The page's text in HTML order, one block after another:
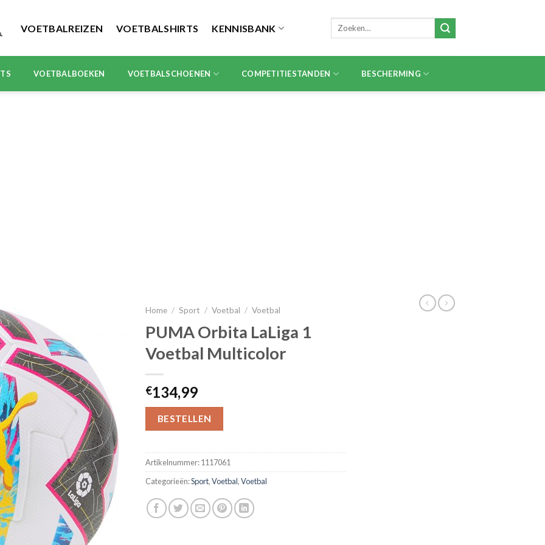
VOETBALREIZEN VOETBALSHIRTS KENNISBANK
Zoeken
VOETBALBOEKEN VOETBALSCHOENEN COMPETITIESTANDEN BESCHERMING
Home / Sport / Voetbal / Voetbal
PUMA Orbita LaLiga 1
Voetbal Multicolor
€134,99
BESTELLEN
Artikelnummer:1117061
Categorieën:Sport,Voetbal,Voetbal